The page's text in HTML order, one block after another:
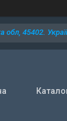
45402.